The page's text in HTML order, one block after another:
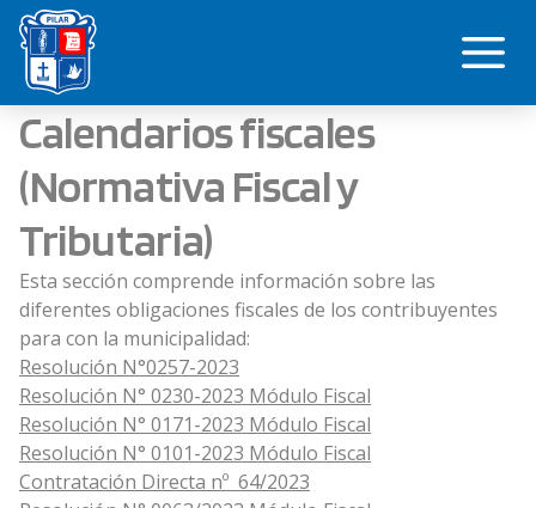
Saltar
contenido
Calendarios fiscales
(Normativa Fiscal y
Tributaria)
Esta sección comprende información sobre las
diferentes obligaciones fiscales de los contribuyentes
para con la municipalidad:
Resolución N°0257-2023
Resolución N° 0230-2023 Módulo Fiscal
Resolución N° 0171-2023 Módulo Fiscal
Resolución N° 0101-2023 Módulo Fiscal
Contratación Directa nº 64/2023